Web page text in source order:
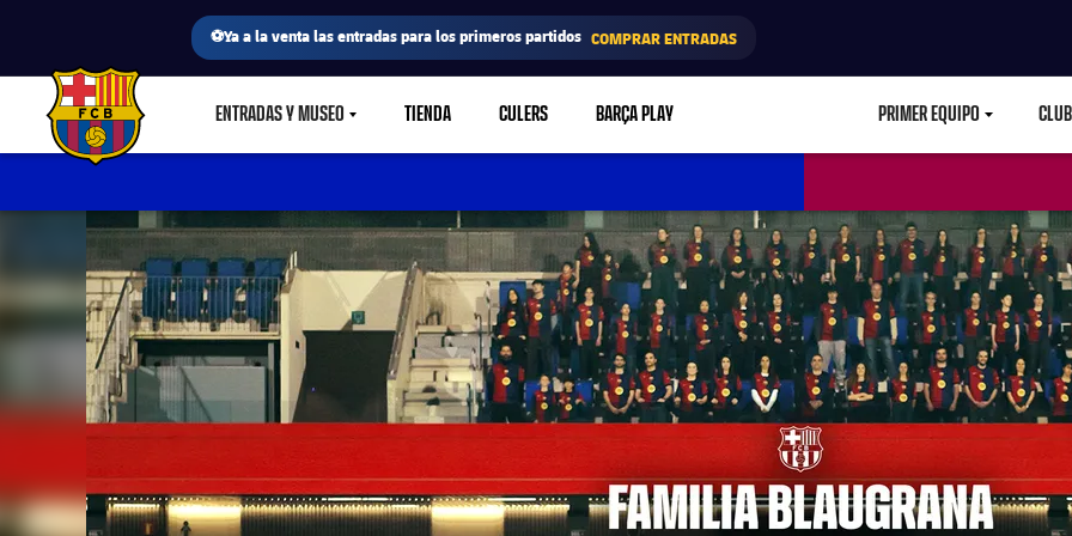
⚽Ya a la venta las entradas para los primeros partidos COMPRAR ENTRADAS
FC Barcelona club badge ENTRADAS Y MUSEOLABEL.SHARE.CARETDOWN
TIENDA CULERS BARÇA PLAY PRIMER EQUIPO CLUB